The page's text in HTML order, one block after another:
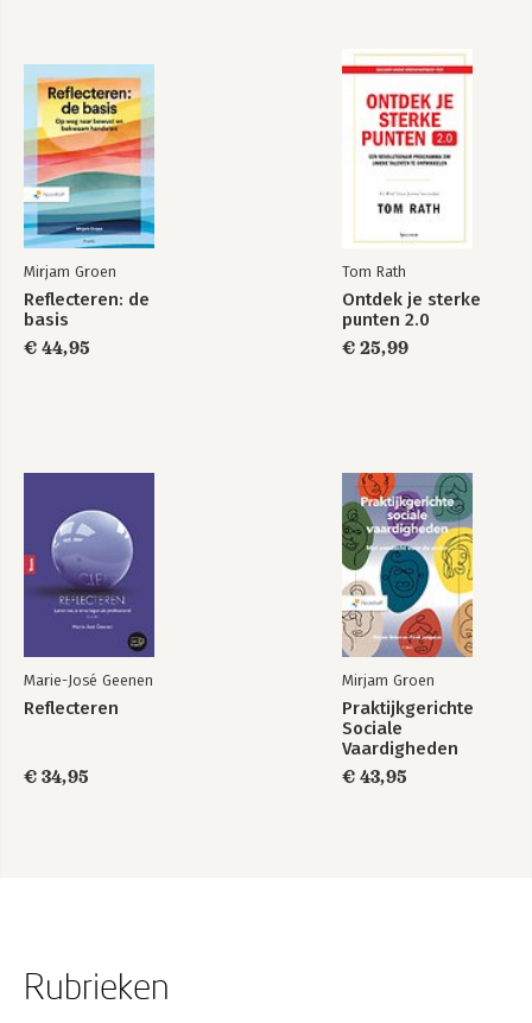
Mirjam Groen
Reflecteren: de
basis
€ 44,95
Tom Rath
Ontdek je sterke
punten 2.0
€ 25,99
Marie-José Geenen
Reflecteren
€ 34,95
Mirjam Groen
Praktijkgerichte
Sociale
Vaardigheden
€ 43,95
Rubrieken